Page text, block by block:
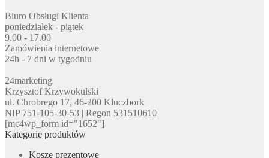
Biuro Obsługi Klienta
poniedziałek - piątek
9.00 - 17.00
Zamówienia internetowe
24h - 7 dni w tygodniu
24marketing
Krzysztof Krzywokulski
ul. Chrobrego 17, 46-200 Kluczbork
NIP 751-105-30-53 | Regon 531510610
[mc4wp_form id="1652"]
Kategorie produktów
Kosze prezentowe